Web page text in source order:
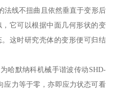
线不扭曲且依然垂直于变形后
它可以根据中面几何形状的变
这时研究壳体的变形便可归结
哈默纳科机械手谐波传动SHD-
应力等于零，亦即应力状态可看